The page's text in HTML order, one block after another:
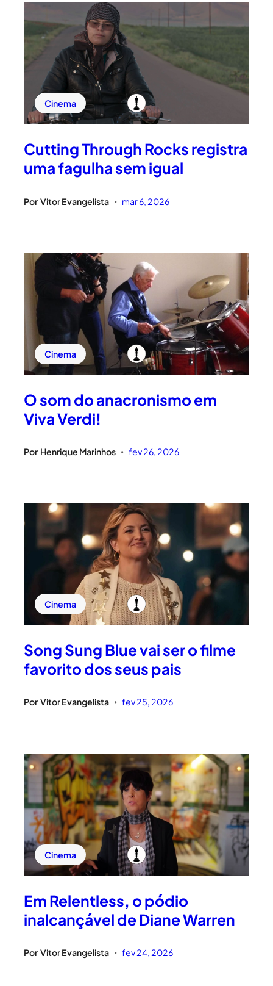
Cinema
Cutting Through Rocks registra
uma fagulha sem igual
Por Vitor Evangelista • mar 6, 2026
Cinema
O som do anacronismo em
Viva Verdi!
Por Henrique Marinhos • fev 26, 2026
Cinema
Song Sung Blue vai ser o filme
favorito dos seus pais
Por Vitor Evangelista • fev 25, 2026
Cinema
Em Relentless, o pódio
inalcançável de Diane Warren
Por Vitor Evangelista • fev 24, 2026